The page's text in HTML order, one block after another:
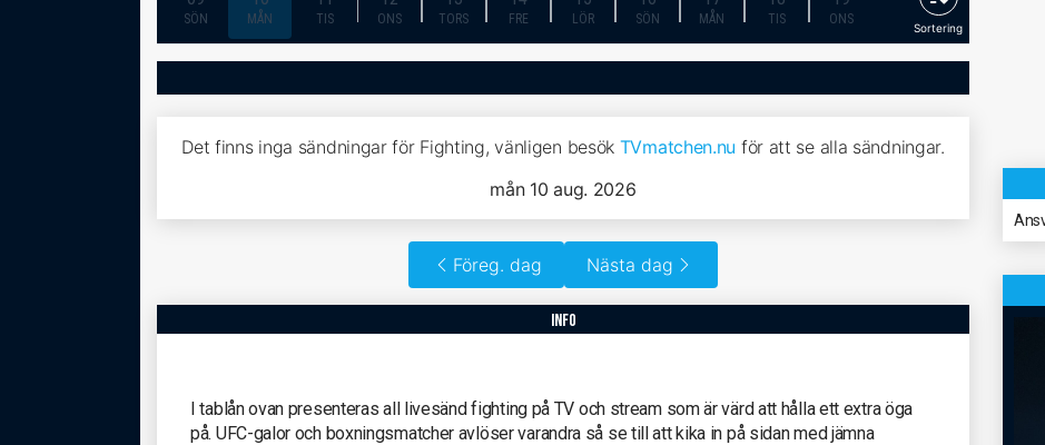
SÖN MÅN TIS ONS TORS FRE LÖR SÖN MÅN TIS ONS
Sortering
Det finns inga sändningar för Fighting, vänligen besök TVmatchen.nu för att se alla sändningar.
mån 10 aug. 2026
Föreg. dag Nästa dag
info
I tablån ovan presenteras all livesänd fighting på TV och stream som är värd att hålla ett extra öga
på. UFC-galor och boxningsmatcher avlöser varandra så se till att kika in på sidan med jämna